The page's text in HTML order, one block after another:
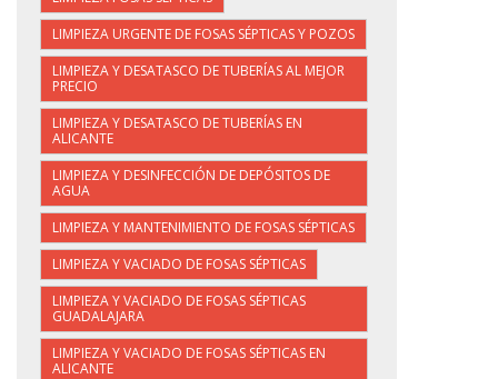
LIMPIEZA URGENTE DE FOSAS SÉPTICAS Y POZOS
LIMPIEZA Y DESATASCO DE TUBERÍAS AL MEJOR
PRECIO
LIMPIEZA Y DESATASCO DE TUBERÍAS EN
ALICANTE
LIMPIEZA Y DESINFECCIÓN DE DEPÓSITOS DE
AGUA
LIMPIEZA Y MANTENIMIENTO DE FOSAS SÉPTICAS
LIMPIEZA Y VACIADO DE FOSAS SÉPTICAS
LIMPIEZA Y VACIADO DE FOSAS SÉPTICAS
GUADALAJARA
LIMPIEZA Y VACIADO DE FOSAS SÉPTICAS EN
ALICANTE